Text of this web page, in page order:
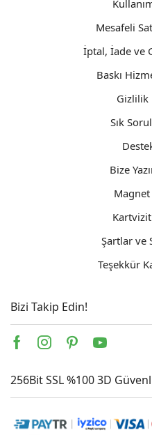
Mesafeli
İptal, İade ve
Baskı
Gizlilik
Sık
Bize
Şartlar ve
Teşekkür
Bizi Takip Edin!
Facebook
Instagram
PinterestYoutube
256Bit SSL %100 3D